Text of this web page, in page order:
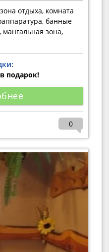
отдыха, комната
банные
зона,
подарок!
0